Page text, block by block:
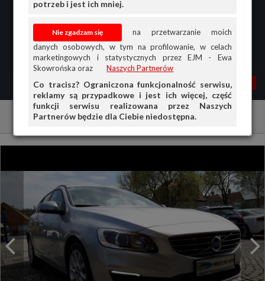
potrzeb i jest ich mniej.
na przetwarzanie moich
danych osobowych, w tym na profilowanie, w celach
marketingowych i statystycznych przez EJM - Ewa
Skowrońska oraz
Naszych Partnerów
Co tracisz? Ograniczona funkcjonalność serwisu,
reklamy są przypadkowe i jest ich więcej, część
funkcji serwisu realizowana przez Naszych
Partnerów będzie dla Ciebie niedostępna.
MENU MOJA AG
PRZEGLĄD
OFERTA DLA FIRM
KOSZYK
HISTORIA
Samochody osobowe Volvo